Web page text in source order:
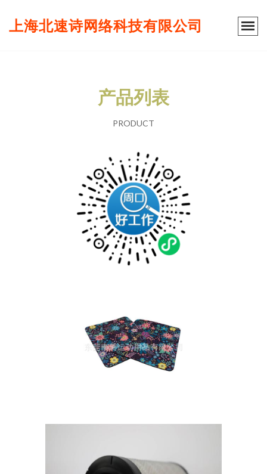
上海北速诗网络科技有限公司
产品列表
PRODUCT